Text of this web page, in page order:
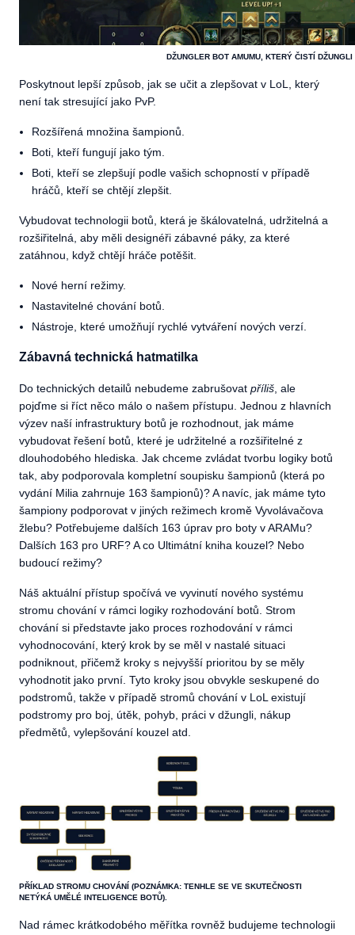
DŽUNGLER BOT AMUMU, KTERÝ ČISTÍ
Poskytnout lepší způsob, jak se učit a zlepšovat v LoL, který
není tak stresující jako PvP.
Rozšířená množina šampionů.
Boti, kteří fungují jako tým.
Boti, kteří se zlepšují podle vašich schopností v případě
hráčů, kteří se chtějí zlepšit.
Vybudovat technologii botů, která je škálovatelná, udržitelná a
rozšiřitelná, aby měli designéři zábavné páky, za které
zatáhnou, když chtějí hráče potěšit.
Nové herní režimy.
Nastavitelné chování botů.
Nástroje, které umožňují rychlé vytváření nových verzí.
Zábavná technická hatmatilka
Do technických detailů nebudeme zabrušovat příliš , ale
pojďme si říct něco málo o našem přístupu. Jednou z hlavních
výzev naší infrastruktury botů je rozhodnout, jak máme
vybudovat řešení botů, které je udržitelné a rozšiřitelné z
dlouhodobého hlediska. Jak chceme zvládat tvorbu logiky botů
tak, aby podporovala kompletní soupisku šampionů (která po
vydání Milia zahrnuje 163 šampionů)? A navíc, jak máme tyto
šampiony podporovat v jiných režimech kromě Vyvolávačova
žlebu? Potřebujeme dalších 163 úprav pro boty v ARAMu?
Dalších 163 pro URF? A co Ultimátní kniha kouzel? Nebo
budoucí režimy?
Náš aktuální přístup spočívá ve vyvinutí nového systému
stromu chování v rámci logiky rozhodování botů. Strom
chování si představte jako proces rozhodování v rámci
vyhodnocování, který krok by se měl v nastalé situaci
podniknout, přičemž kroky s nejvyšší prioritou by se měly
vyhodnotit jako první. Tyto kroky jsou obvykle seskupené do
podstromů, takže v případě stromů chování v LoL existují
podstromy pro boj, útěk, pohyb, práci v džungli, nákup
předmětů, vylepšování kouzel atd.
PŘÍKLAD STROMU CHOVÁNÍ (POZNÁMKA: TENHLE SE VE SKUTEČNOSTI
NETÝKÁ UMĚLÉ INTELIGENCE BOTŮ).
Nad rámec krátkodobého měřítka rovněž budujeme technologii